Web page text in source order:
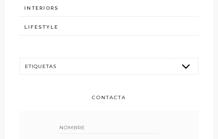
INTERIORS
LIFESTYLE
CONTACTA